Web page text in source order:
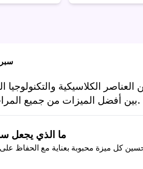
الكلاسيكية والتكنولوجيا
بين أفضل الميزات من جميع المراحل السابقة، مع تحسينها وإتقانها.
ما الذي يجعل
كل ميزة محبوبة بعناية مع الحفاظ